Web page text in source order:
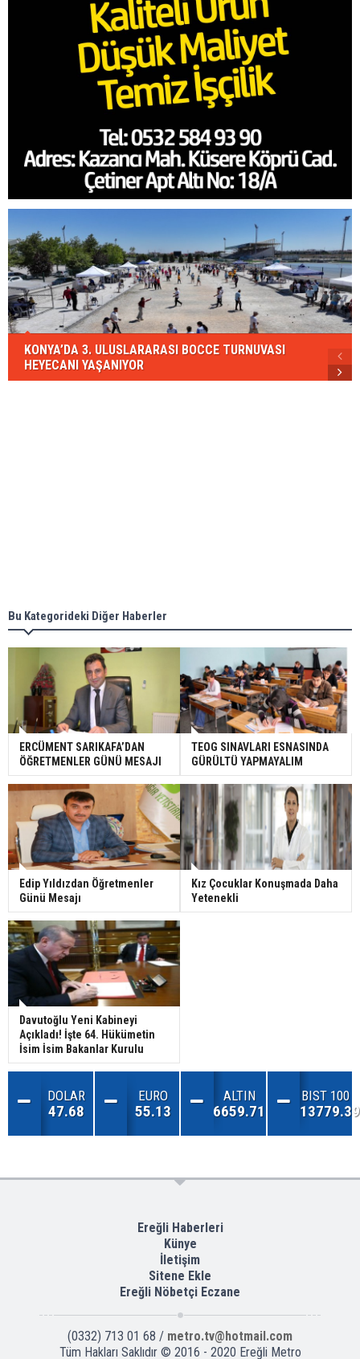
KONYA’DA 3. ULUSLARARASI BOCCE TURNUVASI
HEYECANI YAŞANIYOR
Bu Kategorideki Diğer Haberler
ERCÜMENT SARIKAFA’DAN
ÖĞRETMENLER GÜNÜ MESAJI
TEOG SINAVLARI ESNASINDA
GÜRÜLTÜ YAPMAYALIM
Edip Yıldızdan Öğretmenler
Günü Mesajı
Kız Çocuklar Konuşmada Daha
Yetenekli
Davutoğlu Yeni Kabineyi
Açıkladı! İşte 64. Hükümetin
İsim İsim Bakanlar Kurulu
DOLAR
47.68
EURO
55.13
ALTIN
6659.71
BIST 100
13779.39
Ereğli Haberleri
Künye
İletişim
Sitene Ekle
Ereğli Nöbetçi Eczane
(0332) 713 01 68 / metro.tv@hotmail.com
Tüm Hakları Saklıdır © 2016 - 2020 Ereğli Metro